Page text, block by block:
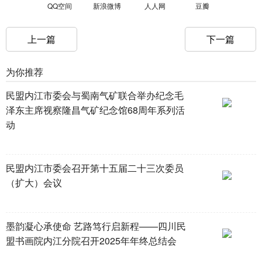
QQ空间 新浪微博 人人网 豆瓣
上一篇 下一篇
为你推荐
民盟内江市委会与蜀南气矿联合举办纪念毛
泽东主席视察隆昌气矿纪念馆68周年系列活
动
民盟内江市委会召开第十五届二十三次委员
（扩大）会议
墨韵凝心承使命 艺路笃行启新程——四川民
盟书画院内江分院召开2025年年终总结会